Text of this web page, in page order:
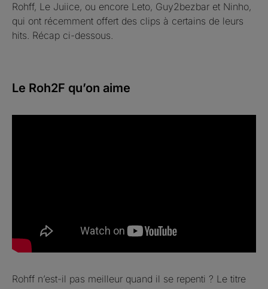
Rohff, Le Juiice, ou encore Leto, Guy2bezbar et Ninho,
qui ont récemment offert des clips à certains de leurs
hits. Récap ci-dessous.
Le Roh2F qu’on aime
Rohff n’est-il pas meilleur quand il se repenti ? Le titre